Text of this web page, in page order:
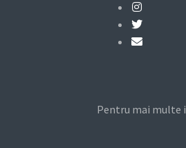
Pentru mai multe